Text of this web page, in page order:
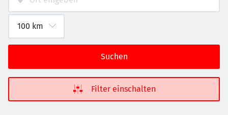
Suchen
Filter einschalten